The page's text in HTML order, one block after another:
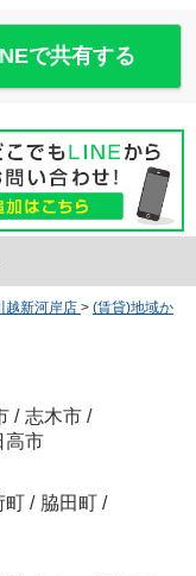
で共有する
越新河岸店 > (賃貸)地域か
/ 志木市 /
高市
町 / 脇田町 /